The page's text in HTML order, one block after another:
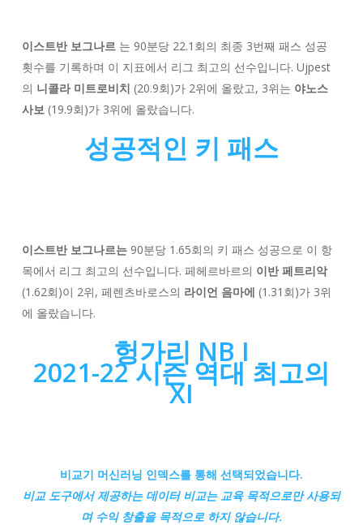
이스트반 보그나르 는 90분당 22.1회의 최종 3번째 패스 성공
횟수를 기록하며 이 지표에서 리그 최고의 선수입니다. Ujpest
의 니콜라 미트로비치 (20.9회)가 2위에 올랐고, 3위는 야노스
사보 (19.9회)가 3위에 올랐습니다.
성공적인 키 패스
이스트반 보그나르는90분당 1.65회의 키 패스 성공으로 이 항
목에서 리그 최고의 선수입니다. 페헤르바르의 이반 페트리악
(1.62회)이 2위, 페렌츠바로스의 라이언 음마에 (1.31회)가 3위
에 올랐습니다.
헝가리 NB I
2021-22 시즌 역대 최고의
XI
비교기 머신러닝 인덱스를 통해 선택되었습니다.
비교도구에서 제공하는 데이터 비교는 교육 목적으로만 사용되
며 수익 창출을 목적으로 하지 않습니다.